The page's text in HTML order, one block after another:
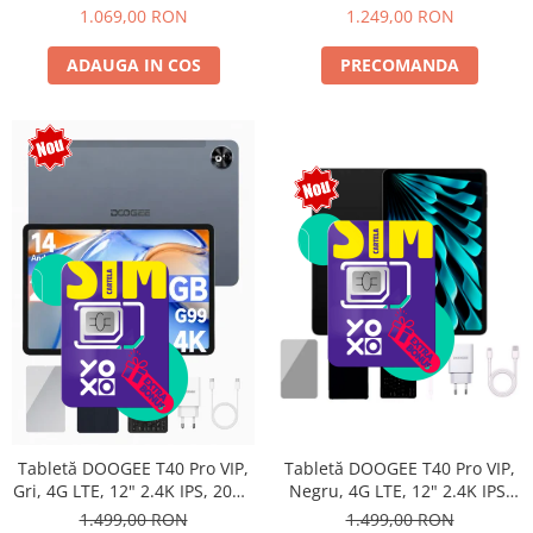
Android 15, Unisoc T615,
Stylus, Face Unlock, Dual SIM
1.069,00 RON
ADAUGA IN COS
10800mAh, 33W, Android 14,
1.249,00 RON
PRECOMANDA
Tabletă DOOGEE T40 Pro VIP,
Gri, 4G LTE, 12" 2.4K IPS, 20GB
RAM (8GB + 12GB extensibili),
1.499,00 RON
Tabletă DOOGEE T40 Pro VIP,
Negru, 4G LTE, 12" 2.4K IPS,
20GB RAM (8GB + 12GB
1.499,00 RON